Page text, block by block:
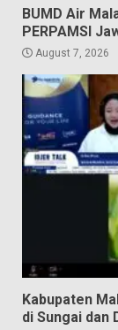
BUMD Air
PERPAMSI
August 7, 2026
Kabupaten
di Sungai dan